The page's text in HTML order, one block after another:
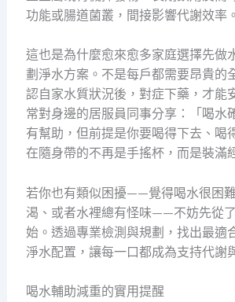
功能或腸道菌叢，間接影響代謝效率。
這也是為什麼愈來愈多家庭選擇先做
劃淨水方案。不是每戶都需要昂貴的
認自家水質狀況後，對症下藥，才能
常對身邊的居服員同事分享：「喝水
有幫助，但前提是你要喝得下去、喝
在隨身帶的不再是手搖杯，而是裝滿
若你也有類似困擾——覺得喝水很困
渴、或者水裡總有怪味——不妨先從
始。透過專業檢測與規劃，找出最適
淨水配置，讓每一口都成為支持代謝
喝水輔助減重的實用提醒